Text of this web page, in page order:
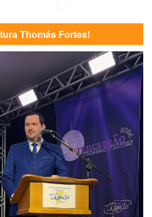
Thomás Fortes!